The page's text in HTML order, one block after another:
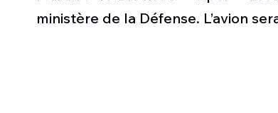
ministère de la Défense. L’avion